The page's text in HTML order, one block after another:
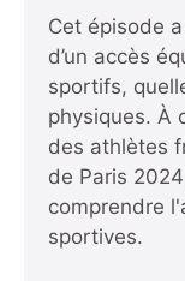
Cet épisode
d’un accès
sportifs,
physiques. À
des athlètes
de Paris 2024
comprendre
sportives.